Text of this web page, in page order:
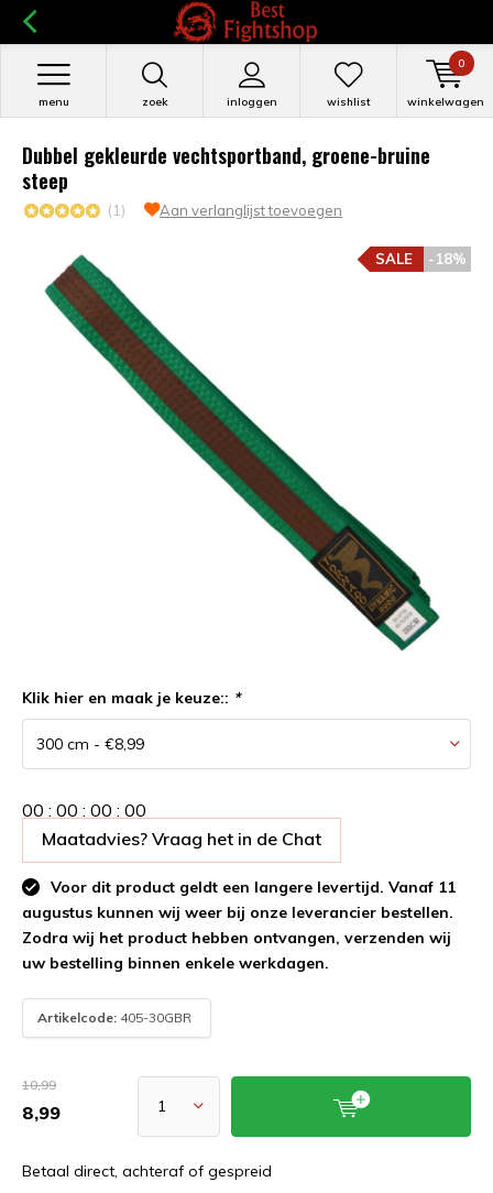
zoek inloggen
menu wishlist winkelwagen
0
Dubbel gekleurde vechtsportband, groene-bruine
steep
(1) Aan verlanglijst toevoegen
-18%
SALE
Klik hier en maak je keuze:: *
00 : 00 : 00 : 00
Maatadvies? Vraag het in de Chat
Voor dit product geldt een langere levertijd. Vanaf 11
augustus kunnen wij weer bij onze leverancier bestellen.
Zodra wij het product hebben ontvangen, verzenden wij
uw bestelling binnen enkele werkdagen.
Artikelcode: 405-30GBR
10,99
8,99
Betaal direct, achteraf of gespreid